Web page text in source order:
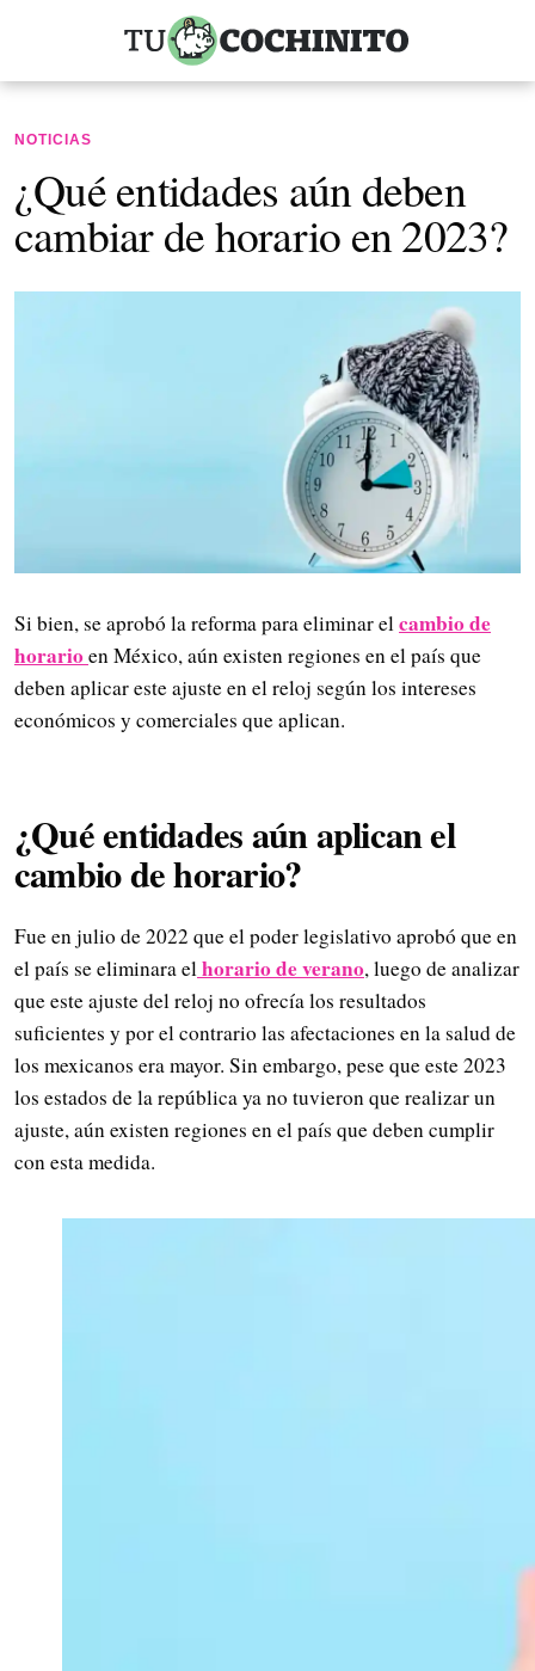
NOTICIAS
¿Qué entidades aún deben
cambiar de horario en 2023?
Si bien, se aprobó la reforma para eliminar el cambio de
horarioen México, aún existen regiones en el país que
deben aplicar este ajuste en el reloj según los intereses
económicos y comerciales que aplican.
¿Qué entidades aún aplican el
cambio de horario?
Fue en julio de 2022 que el poder legislativo aprobó que en
el país se eliminara elhorario de verano, luego de analizar
que este ajuste del reloj no ofrecía los resultados
suficientes y por el contrario las afectaciones en la salud de
los mexicanos era mayor. Sin embargo, pese que este 2023
los estados de la república ya no tuvieron que realizar un
ajuste, aún existen regiones en el país que deben cumplir
con esta medida.